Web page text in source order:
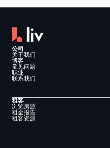
公司
关于我们
博客
常见问题
职业
联系我们
租客
浏览房源
租金报告
租客资源